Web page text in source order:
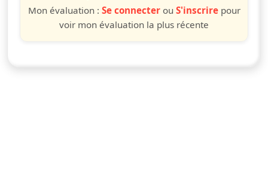
Mon évaluation : Se connecterou S'inscrirepour
voir mon évaluation la plus récente